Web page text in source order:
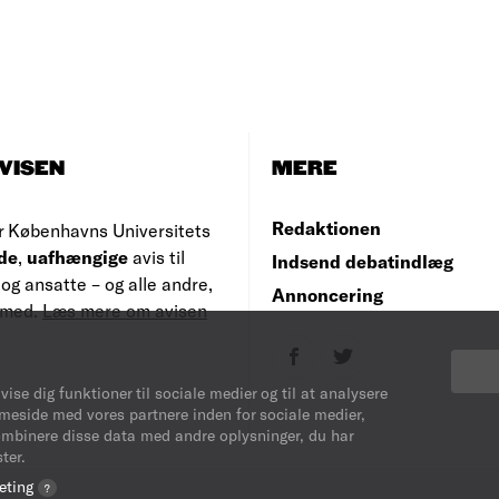
dig funktioner til sociale medier og til at analysere
med vores partnere inden for sociale medier,
disse data med andre oplysninger, du har
?
Københavns Universitets
, uafhængige avis til
ansatte – og alle andre,
Læs mere om avisen
MERE
Redaktionen
Indsend debatindlæg
Annoncering